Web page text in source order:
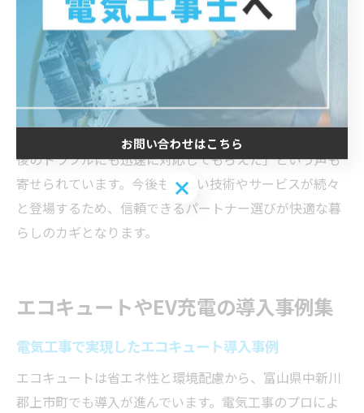
見積もり内容の明瞭さ、口コミや紹介実績を確認しまし
ょう。また、最新設備に精通した業者は、補助金や助成
金制度の案内も丁寧に行ってくれる場合が多いです。失
敗しないためには、複数業者から提案を受け、比較検討
することも大切です。
実際の利用者からは「地元業者に依頼したことで、設置
後のトラブルにも迅速に対応してもらえた」という声も
寄せられています。今後も新しい技術やサービスが続々
と登場するため、信頼できるパートナー選びが快適な暮
らしのカギとなります。
エコキュートやEV充電の導入事例集
電気工事で実現したエコキュート導入事例
エコキュートは省エネ性と環境配慮から、富山県中新川
郡上市町でも導入が進んでいます。電気工事のプロによ
お問い合わせはこちら
お問い合わせはこちら